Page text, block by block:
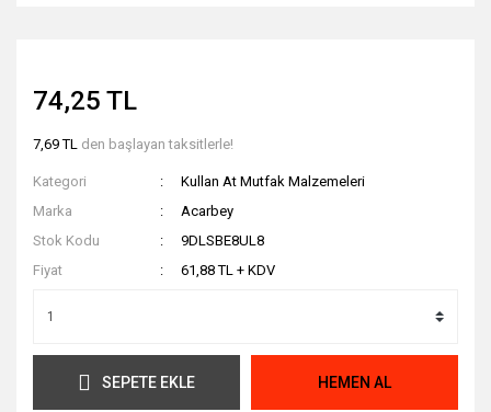
74,25 TL
7,69 TL den başlayan taksitlerle!
Kategori
Kullan At Mutfak Malzemeleri
Marka
Acarbey
Stok Kodu
9DLSBE8UL8
Fiyat
61,88 TL + KDV
SEPETE EKLE HEMEN AL